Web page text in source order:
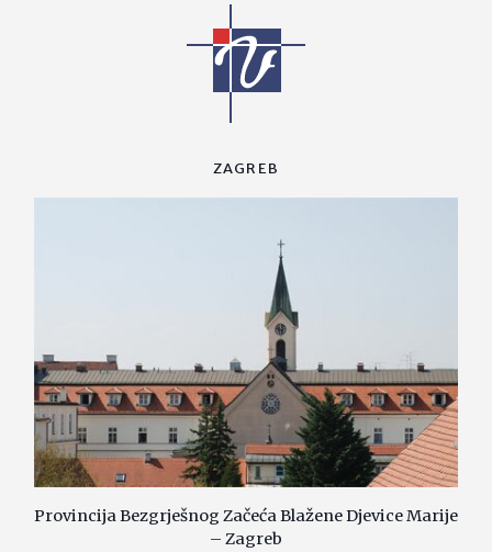
ZAGREB
Provincija Bezgrješnog Začeća Blažene Djevice Marije
– Zagreb